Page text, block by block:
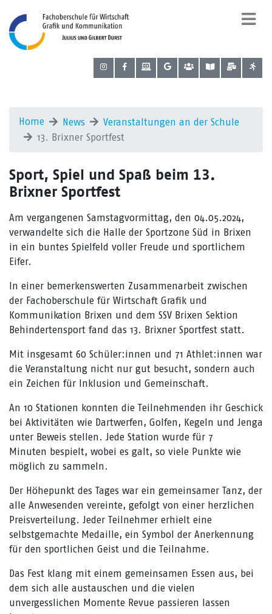
Home News
Veranstaltungen an der Schule
13. Brixner Sportfest
Sport, Spiel und Spaß beim 13.
Brixner Sportfest
Am vergangenen Samstagvormittag, den 04.05.2024,
verwandelte sich die Halle der Sportzone Süd in Brixen
in ein buntes Spielfeld voller Freude und sportlichem
Eifer.
In einer bemerkenswerten Zusammenarbeit zwischen
der Fachoberschule für Wirtschaft Grafik und
Kommunikation Brixen und dem SSV Brixen Sektion
Behindertensport fand das 13. Brixner Sportfest statt.
Mit insgesamt 60 Schüler:innen und 71 Athlet:innen war
die Veranstaltung nicht nur gut besucht, sondern auch
ein Zeichen für Inklusion und Gemeinschaft.
An 10 Stationen konnten die Teilnehmenden ihr Geschick
bei Aktivitäten wie Dartwerfen, Golfen, Kegeln und Jenga
unter Beweis stellen. Jede Station wurde für 7
Minuten bespielt, wobei es galt, so viele Punkte wie
möglich zu sammeln.
Der Höhepunkt des Tages war ein gemeinsamer Tanz, der
alle Anwesenden vereinte, gefolgt von einer herzlichen
Preisverteilung. Jeder Teilnehmer erhielt eine
selbstgemachte Medaille, ein Symbol der Anerkennung
für den sportlichen Geist und die Teilnahme.
Das Fest klang mit einem gemeinsamen Essen aus, bei
dem sich alle austauschen und die vielen
unvergesslichen Momente Revue passieren lassen